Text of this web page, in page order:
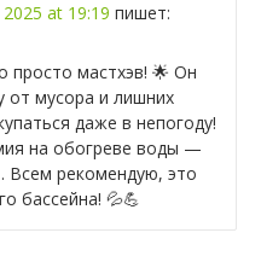
at 19:19 пишет:
просто мастхэв! 🌟 Он
от мусора и лишних
даже в непогоду!
на обогреве воды —
Всем рекомендую, это
бассейна! 💦💪